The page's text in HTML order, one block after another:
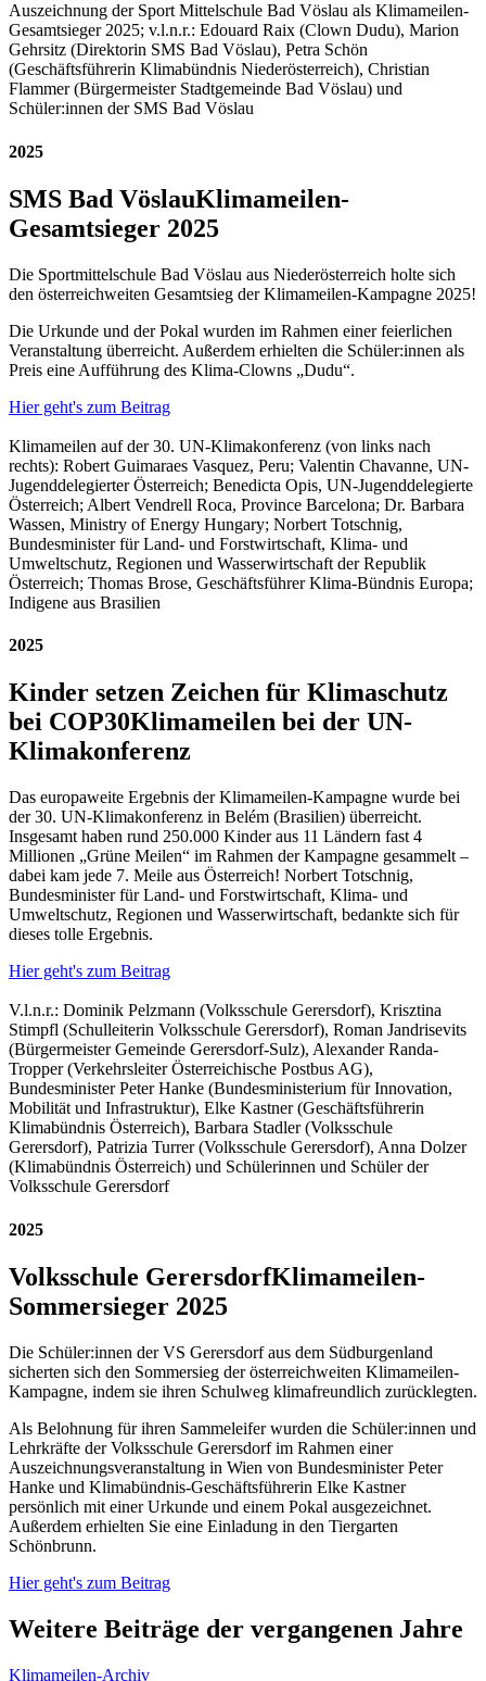
Auszeichnung der Sport Mittelschule Bad Vöslau als Klimameilen-
Gesamtsieger 2025; v.l.n.r.: Edouard Raix (Clown Dudu), Marion
Gehrsitz (Direktorin SMS Bad Vöslau), Petra Schön
(Geschäftsführerin Klimabündnis Niederösterreich), Christian
Flammer (Bürgermeister Stadtgemeinde Bad Vöslau) und
Schüler:innen der SMS Bad Vöslau
2025
SMS Bad VöslauKlimameilen-
Gesamtsieger 2025
Die Sportmittelschule Bad Vöslau aus Niederösterreich holte sich
den österreichweiten Gesamtsieg der Klimameilen-Kampagne 2025!
Die Urkunde und der Pokal wurden im Rahmen einer feierlichen
Veranstaltung überreicht. Außerdem erhielten die Schüler:innen als
Preis eine Aufführung des Klima-Clowns „Dudu“.
Hier geht's zum Beitrag
Klimameilen auf der 30. UN-Klimakonferenz (von links nach
rechts): Robert Guimaraes Vasquez, Peru; Valentin Chavanne, UN-
Jugenddelegierter Österreich; Benedicta Opis, UN-Jugenddelegierte
Österreich; Albert Vendrell Roca, Province Barcelona; Dr. Barbara
Wassen, Ministry of Energy Hungary; Norbert Totschnig,
Bundesminister für Land- und Forstwirtschaft, Klima- und
Umweltschutz, Regionen und Wasserwirtschaft der Republik
Österreich; Thomas Brose, Geschäftsführer Klima-Bündnis Europa;
Indigene aus Brasilien
2025
Kinder setzen Zeichen für Klimaschutz
bei COP30Klimameilen bei der UN-
Klimakonferenz
Das europaweite Ergebnis der Klimameilen-Kampagne wurde bei
der 30. UN-Klimakonferenz in Belém (Brasilien) überreicht.
Insgesamt haben rund 250.000 Kinder aus 11 Ländern fast 4
Millionen „Grüne Meilen“ im Rahmen der Kampagne gesammelt –
dabei kam jede 7. Meile aus Österreich! Norbert Totschnig,
Bundesminister für Land- und Forstwirtschaft, Klima- und
Umweltschutz, Regionen und Wasserwirtschaft, bedankte sich für
dieses tolle Ergebnis.
Hier geht's zum Beitrag
V.l.n.r.: Dominik Pelzmann (Volksschule Gerersdorf), Krisztina
Stimpfl (Schulleiterin Volksschule Gerersdorf), Roman Jandrisevits
(Bürgermeister Gemeinde Gerersdorf-Sulz), Alexander Randa-
Tropper (Verkehrsleiter Österreichische Postbus AG),
Bundesminister Peter Hanke (Bundesministerium für Innovation,
Mobilität und Infrastruktur), Elke Kastner (Geschäftsführerin
Klimabündnis Österreich), Barbara Stadler (Volksschule
Gerersdorf), Patrizia Turrer (Volksschule Gerersdorf), Anna Dolzer
(Klimabündnis Österreich) und Schülerinnen und Schüler der
Volksschule Gerersdorf
2025
Volksschule GerersdorfKlimameilen-
Sommersieger 2025
Die Schüler:innen der VS Gerersdorf aus dem Südburgenland
sicherten sich den Sommersieg der österreichweiten Klimameilen-
Kampagne, indem sie ihren Schulweg klimafreundlich zurücklegten.
Als Belohnung für ihren Sammeleifer wurden die Schüler:innen und
Lehrkräfte der Volksschule Gerersdorf im Rahmen einer
Auszeichnungsveranstaltung in Wien von Bundesminister Peter
Hanke und Klimabündnis-Geschäftsführerin Elke Kastner
persönlich mit einer Urkunde und einem Pokal ausgezeichnet.
Außerdem erhielten Sie eine Einladung in den Tiergarten
Schönbrunn.
Hier geht's zum Beitrag
Weitere Beiträge der vergangenen Jahre
Klimameilen-Archiv